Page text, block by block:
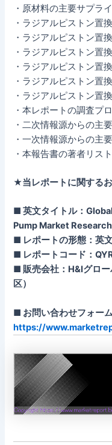
・原材料の主要サプラ
・ラジアルピストン置
・ラジアルピストン置
・ラジアルピストン置
・ラジアルピストン置
・ラジアルピストン置
・ラジアルピストン置
・本レポートの調査プ
・二次情報源からの主
・一次情報源からの主
・本報告書の著者リスト
★当レポートに関する
■ 英文タイトル：
Pump Market
■ レポートの形態：英
■ レポートコード：
■ 販売会社：H&Iグロ
区）
■ お問い合わせフォー
https://